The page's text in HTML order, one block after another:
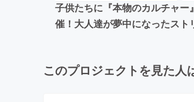
子供たちに『本物のカルチャ
催！大人達が夢中になったスト
このプロジェクトを見た人